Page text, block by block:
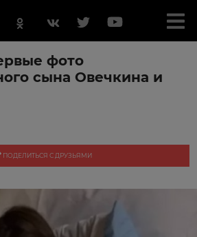
фото
сына Овечкина и
ПОДЕЛИТЬСЯ С ДРУЗЬЯМИ